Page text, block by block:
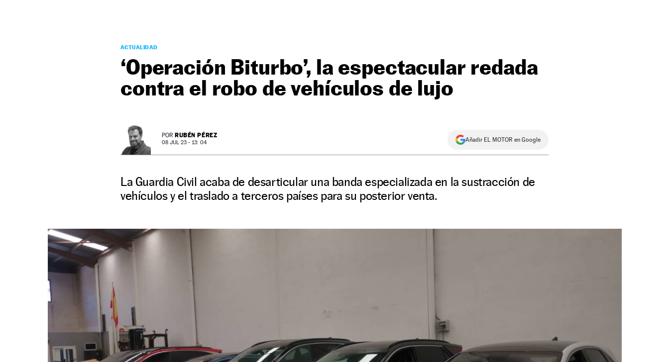
ACTUALIDAD
‘Operación Biturbo’, la espectacular redada
contra el robo de vehículos de lujo
POR RUBÉN PÉREZ
08 JUL 23 - 13: 04 Añadir EL MOTOR en Google
La Guardia Civil acaba de desarticular una banda especializada en la sustracción de
vehículos y el traslado a terceros países para su posterior venta.